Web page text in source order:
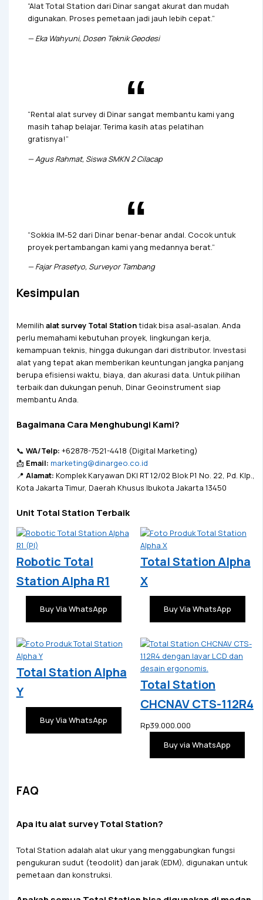
“Alat Total Station dari Dinar sangat akurat dan mudah
digunakan. Proses pemetaan jadi jauh lebih cepat.”
—Eka Wahyuni, Dosen Teknik Geodesi
“Rental alat survey di Dinar sangat membantu kami yang
masih tahap belajar. Terima kasih atas pelatihan
gratisnya!”
—Agus Rahmat, Siswa SMKN 2 Cilacap
“Sokkia IM-52 dari Dinar benar-benar andal. Cocok untuk
proyek pertambangan kami yang medannya berat.”
—Fajar Prasetyo, Surveyor Tambang
Kesimpulan
Memilih alat survey Total Stationtidak bisa asal-asalan. Anda
perlu memahami kebutuhan proyek, lingkungan kerja,
kemampuan teknis, hingga dukungan dari distributor. Investasi
alat yang tepat akan memberikan keuntungan jangka panjang
berupa efisiensi waktu, biaya, dan akurasi data. Untuk pilihan
terbaik dan dukungan penuh, Dinar Geoinstrument siap
membantu Anda.
Bagaimana Cara Menghubungi Kami?
📞 WA/Telp: +62878-7521-4418 (Digital Marketing)
📩 Email: marketing@dinargeo.co.id
📍 Alamat: Komplek Karyawan DKI RT 12/02 Blok P1 No. 22, Pd. Klp.,
Kota Jakarta Timur, Daerah Khusus Ibukota Jakarta 13450
Unit Total Station Terbaik
Robotic Total
Station Alpha R1
Buy Via WhatsApp
Total Station Alpha
X
Buy Via WhatsApp
Total Station Alpha
Y
Buy Via WhatsApp
Total Station
CHCNAV CTS-112R4
Rp39.000.000
Buy via WhatsApp
FAQ
Apa itu alat survey Total Station?
Total Station adalah alat ukur yang menggabungkan fungsi
pengukuran sudut (teodolit) dan jarak (EDM), digunakan untuk
pemetaan dan konstruksi.